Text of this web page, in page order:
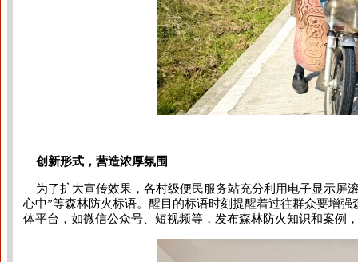
创新形式，营造浓厚氛围
为了扩大宣传效果，各村级便民服务站充分利用电子显示屏
心中”等森林防火标语。醒目的标语时刻提醒着过往群众要增
体平台，如微信公众号、短视频等，发布森林防火知识和案例